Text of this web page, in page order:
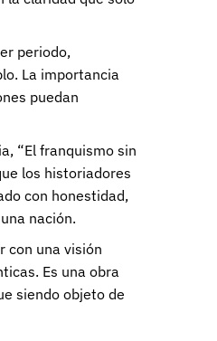
periodo,
La importancia
puedan
“El franquismo sin
los historiadores
con honestidad,
nación.
con una visión
Es una obra
siendo objeto de